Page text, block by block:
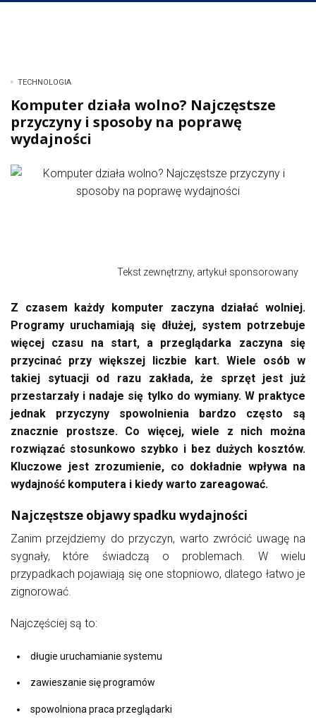
TECHNOLOGIA
Komputer działa wolno? Najczęstsze
przyczyny i sposoby na poprawę
wydajności
Tekst zewnętrzny, artykuł sponsorowany
Z czasem każdy komputer zaczyna działać wolniej.
Programy uruchamiają się dłużej, system potrzebuje
więcej czasu na start, a przeglądarka zaczyna się
przycinać przy większej liczbie kart. Wiele osób w
takiej sytuacji od razu zakłada, że sprzęt jest już
przestarzały i nadaje się tylko do wymiany. W praktyce
jednak przyczyny spowolnienia bardzo często są
znacznie prostsze. Co więcej, wiele z nich można
rozwiązać stosunkowo szybko i bez dużych kosztów.
Kluczowe jest zrozumienie, co dokładnie wpływa na
wydajność komputera i kiedy warto zareagować.
Najczęstsze objawy spadku wydajności
Zanim przejdziemy do przyczyn, warto zwrócić uwagę na
sygnały, które świadczą o problemach. W wielu
przypadkach pojawiają się one stopniowo, dlatego łatwo je
zignorować.
Najczęściej są to:
długie uruchamianie systemu
zawieszanie się programów
spowolniona praca przeglądarki